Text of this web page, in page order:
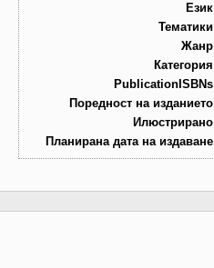
Език
Тематики
Жанр
Категория
PublicationISBNs
Поредност на изданието
Илюстрирано
Планирана дата на издаване